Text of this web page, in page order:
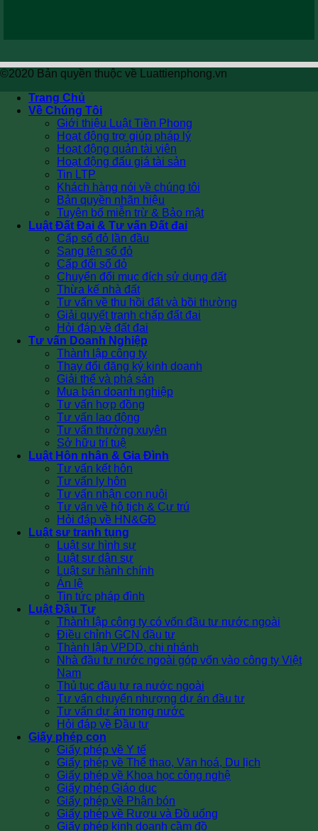
©2020 Bản quyền thuộc về Luattienphong.vn
Trang Chủ
Về Chúng Tôi
Giới thiệu Luật Tiền Phong
Hoạt động trợ giúp pháp lý
Hoạt động quản tài viên
Hoạt động đấu giá tài sản
Tin LTP
Khách hàng nói về chúng tôi
Bản quyền nhãn hiệu
Tuyên bố miễn trừ & Bảo mật
Luật Đất Đai & Tư vấn Đất đai
Cấp sổ đỏ lần đầu
Sang tên sổ đỏ
Cấp đổi sổ đỏ
Chuyển đổi mục đích sử dụng đất
Thừa kế nhà đất
Tư vấn về thu hồi đất và bồi thường
Giải quyết tranh chấp đất đai
Hỏi đáp về đất đai
Tư vấn Doanh Nghiệp
Thành lập công ty
Thay đổi đăng ký kinh doanh
Giải thể và phá sản
Mua bán doanh nghiệp
Tư vấn hợp đồng
Tư vấn lao động
Tư vấn thường xuyên
Sở hữu trí tuệ
Luật Hôn nhân & Gia Đình
Tư vấn kết hôn
Tư vấn ly hôn
Tư vấn nhận con nuôi
Tư vấn về hộ tịch & Cư trú
Hỏi đáp về HN&GĐ
Luật sư tranh tụng
Luật sư hình sự
Luật sư dân sự
Luật sư hành chính
Án lệ
Tin tức pháp đình
Luật Đầu Tư
Thành lập công ty có vốn đầu tư nước ngoài
Điều chỉnh GCN đầu tư
Thành lập VPDD, chi nhánh
Nhà đầu tư nước ngoài góp vốn vào công ty Việt
Nam
Thủ tục đầu tư ra nước ngoài
Tư vấn chuyển nhượng dự án đầu tư
Tư vấn dự án trong nước
Hỏi đáp về Đầu tư
Giấy phép con
Giấy phép về Y tế
Giấy phép về Thể thao, Văn hoá, Du lịch
Giấy phép về Khoa học công nghệ
Giấy phép Giáo dục
Giấy phép về Phân bón
Giấy phép về Rượu và Đồ uống
Giấy phép kinh doanh cầm đồ